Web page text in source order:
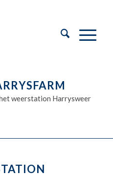
weerstation Harrysweer